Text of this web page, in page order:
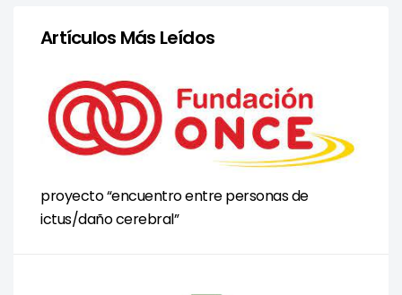
Artículos Más Leídos
proyecto “encuentro entre personas de
ictus/daño cerebral”